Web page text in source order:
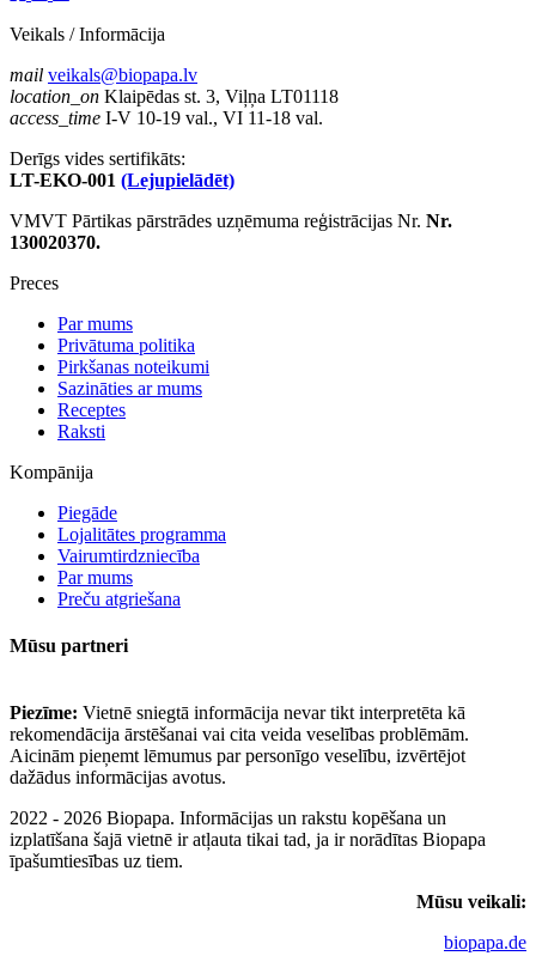
Veikals / Informācija
mail veikals@biopapa.lv
location_on Klaipēdas st. 3, Viļņa LT01118
access_time I-V 10-19 val., VI 11-18 val.
Derīgs vides sertifikāts:
LT-EKO-001 (Lejupielādēt)
VMVT Pārtikas pārstrādes uzņēmuma reģistrācijas Nr. Nr.
130020370.
Preces
Par mums
Privātuma politika
Pirkšanas noteikumi
Sazināties ar mums
Receptes
Raksti
Kompānija
Piegāde
Lojalitātes programma
Vairumtirdzniecība
Par mums
Preču atgriešana
Mūsu partneri
Piezīme: Vietnē sniegtā informācija nevar tikt interpretēta kā
rekomendācija ārstēšanai vai cita veida veselības problēmām.
Aicinām pieņemt lēmumus par personīgo veselību, izvērtējot
dažādus informācijas avotus.
2022 - 2026 Biopapa. Informācijas un rakstu kopēšana un
izplatīšana šajā vietnē ir atļauta tikai tad, ja ir norādītas Biopapa
īpašumtiesības uz tiem.
Mūsu veikali:
biopapa.de